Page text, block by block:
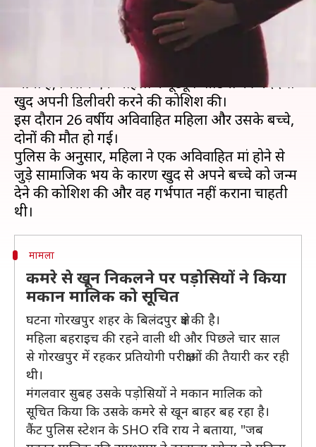
उत्तर प्रदेश के गोरखपुर से एक चौंकाने वाला मामला सामने
आया है, जिसमें एक महिला ने यूट्यूब वीडियो की मदद से
खुद अपनी डिलीवरी करने की कोशिश की।
इस दौरान 26 वर्षीय अविवाहित महिला और उसके बच्चे,
दोनों की मौत हो गई।
पुलिस के अनुसार, महिला ने एक अविवाहित मां होने से
जुड़े सामाजिक भय के कारण खुद से अपने बच्चे को जन्म
देने की कोशिश की और वह गर्भपात नहीं कराना चाहती
मामला
कमरे से खून निकलने पर पड़ोसियों ने किया
मकान मालिक को सूचित
घटना गोरखपुर शहर के बिलंदपुर क्षेत्र की है।
महिला बहराइच की रहने वाली थी और पिछले चार साल
से गोरखपुर में रहकर प्रतियोगी परीक्षाओं की तैयारी कर रही
थी।
मंगलवार सुबह उसके पड़ोसियों ने मकान मालिक को
सूचित किया कि उसके कमरे से खून बाहर बह रहा है।
कैंट पुलिस स्टेशन के SHO रवि राय ने बताया, "जब